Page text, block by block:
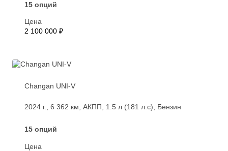
15 опций
Цена
2 100 000 ₽
Changan UNI-V
2024 г., 6 362 км, АКПП, 1.5 л (181 л.с), Бензин
15 опций
Цена